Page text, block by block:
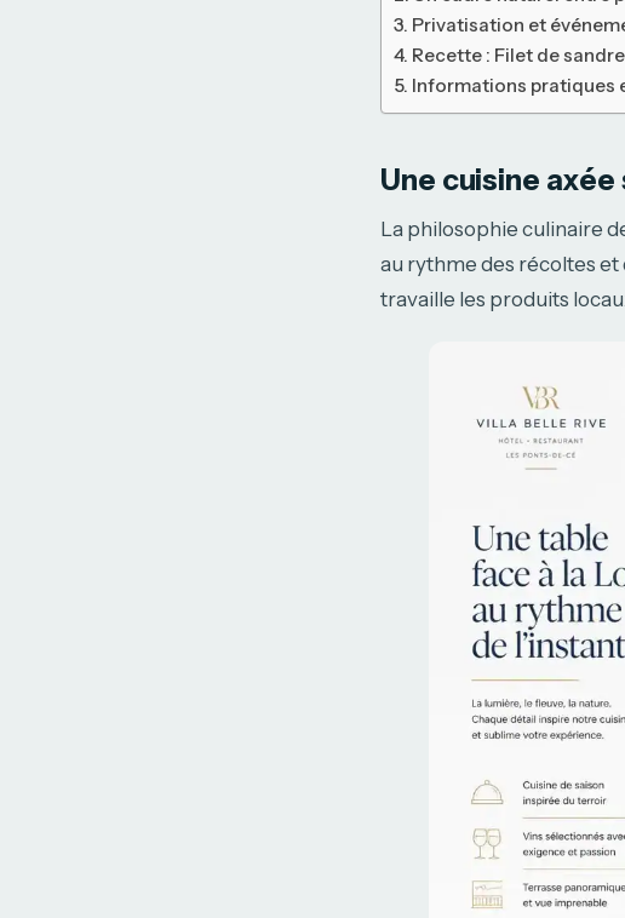
Privatisation et
Recette : Filet de
Informations pratiques
Une cuisine
La philosophie culinaire
au rythme des récoltes
travaille les produits